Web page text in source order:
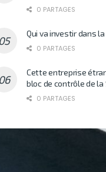
0 PARTAGES
Qui va investir dans la
0 PARTAGES
Cette entreprise
bloc de contrôle de la
0 PARTAGES